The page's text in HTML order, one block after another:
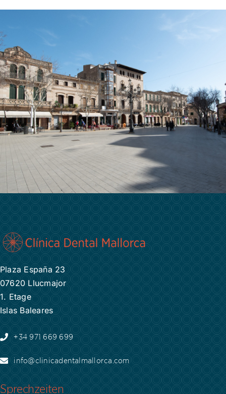
Plaza España 23
07620 Llucmajor
1. Etage
Islas Baleares
+34 971 669 699
info@clinicadentalmallorca.com
Sprechzeiten